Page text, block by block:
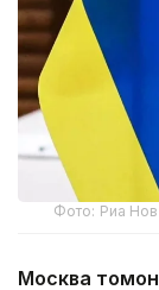
Фото: Риа
Москва